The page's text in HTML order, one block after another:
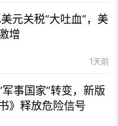
元关税“大吐血”，美
增
1天前
军事国家”转变，新版
》释放危险信号